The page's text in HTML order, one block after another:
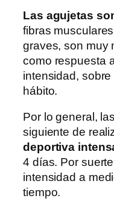
Las agujetas
fibras
graves, son muy
como respuesta
intensidad,
hábito.
Por lo general,
siguiente de
deportiva
4 días. Por
intensidad a
tiempo.